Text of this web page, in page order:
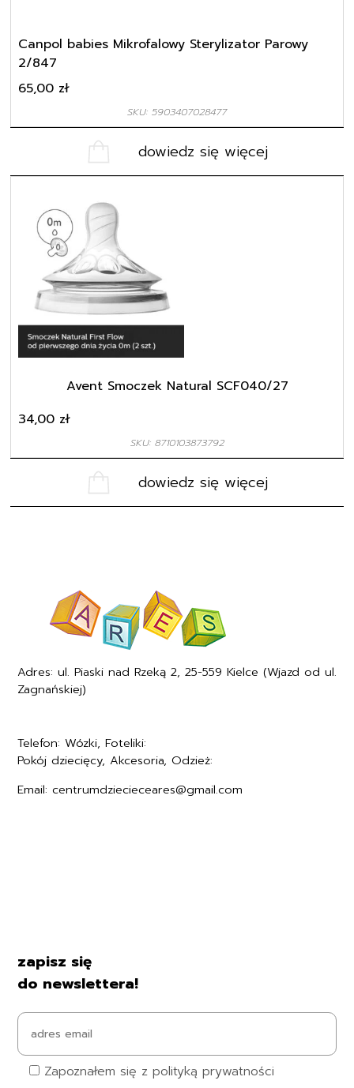
Canpol babies Mikrofalowy Sterylizator Parowy
2/847
SKU: 5903407028477
65,00 zł
dowiedz się więcej
Avent Smoczek Natural SCF040/27
SKU: 8710103873792
34,00 zł
dowiedz się więcej
Adres: ul. Piaski nad Rzeką 2, 25-559 Kielce (Wjazd od ul.
Zagnańskiej)
Telefon: Wózki, Foteliki:
Pokój dziecięcy, Akcesoria, Odzież:
Email: centrumdziecieceares@gmail.com
zapisz się
do newslettera!
Zapoznałem się z polityką prywatności